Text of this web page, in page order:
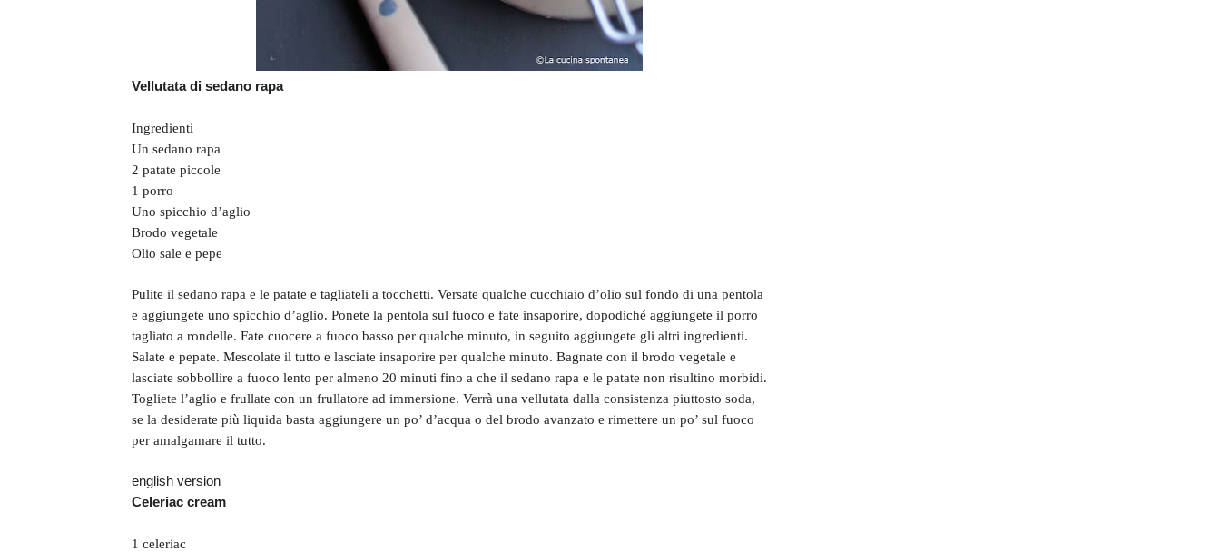
Vellutata di sedano rapa
Ingredienti
Un sedano rapa
2 patate piccole
1 porro
Uno spicchio d’aglio
Brodo vegetale
Olio sale e pepe
Pulite il sedano rapa e le patate e tagliateli a tocchetti. Versate qualche cucchiaio d’olio sul fondo di una pentola
e aggiungete uno spicchio d’aglio. Ponete la pentola sul fuoco e fate insaporire, dopodiché aggiungete il porro
tagliato a rondelle. Fate cuocere a fuoco basso per qualche minuto, in seguito aggiungete gli altri ingredienti.
Salate e pepate. Mescolate il tutto e lasciate insaporire per qualche minuto. Bagnate con il brodo vegetale e
lasciate sobbollire a fuoco lento per almeno 20 minuti fino a che il sedano rapa e le patate non risultino morbidi.
Togliete l’aglio e frullate con un frullatore ad immersione. Verrà una vellutata dalla consistenza piuttosto soda,
se la desiderate più liquida basta aggiungere un po’ d’acqua o del brodo avanzato e rimettere un po’ sul fuoco
per amalgamare il tutto.
english version
Celeriac cream
1 celeriac